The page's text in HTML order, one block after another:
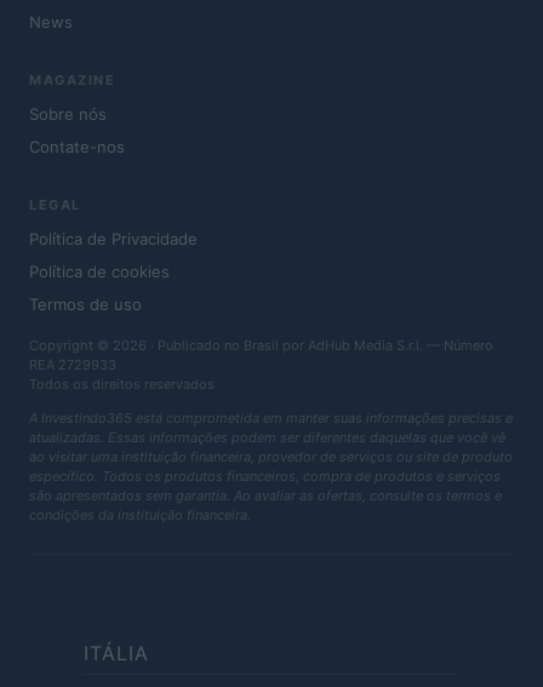
News
MAGAZINE
Sobre nós
Contate-nos
LEGAL
Política de Privacidade
Política de cookies
Termos de uso
Copyright © 2026 · Publicado no Brasil por AdHub Media S.r.l. — Número
REA 2729933
Todos os direitos reservados
A Investindo365 está comprometida em manter suas informações precisas e
atualizadas. Essas informações podem ser diferentes daquelas que você vê
ao visitar uma instituição financeira, provedor de serviços ou site de produto
específico. Todos os produtos financeiros, compra de produtos e serviços
são apresentados sem garantia. Ao avaliar as ofertas, consulte os termos e
condições da instituição financeira.
ITÁLIA